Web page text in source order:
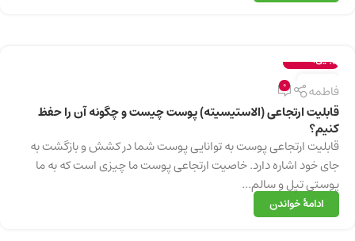
13
دسامبر
زیبایی,سلامت
فاطمه 0
قابلیت ارتجاعی (الاستیسیته) پوست چیست و چگونه آن را حفظ
کنیم؟
قابلیت ارتجاعی پوست به توانایی پوست شما در کشش و بازگشت به
جای خود اشاره دارد. خاصیت ارتجاعی پوست ما چیزی است که به ما
پوستی تپل و سالم...
ادامهٔ خواندن